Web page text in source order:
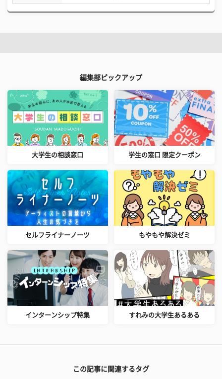
編集部ピックアップ
大学生の相談窓口 学生の窓口 限定クーポン
セルフライナーノーツ もやもや解決ゼミ
インターンシップ特集 すれみの大学生あるある
この記事に関連するタグ